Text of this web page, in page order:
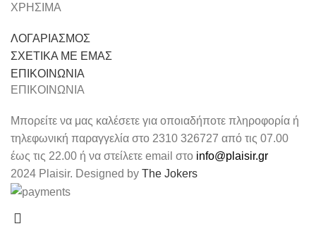
ΧΡΗΣΙΜΑ
ΛΟΓΑΡΙΑΣΜΟΣ
ΣΧΕΤΙΚΑ ΜΕ ΕΜΑΣ
ΕΠΙΚΟΙΝΩΝΙΑ
ΕΠΙΚΟΙΝΩΝΙΑ
Μπορείτε να μας καλέσετε για οποιαδήποτε πληροφορία ή
τηλεφωνική παραγγελία στο 2310 326727 από τις 07.00
έως τις 22.00 ή να στείλετε email στο info@plaisir.gr
2024 Plaisir. Designed by The Jokers